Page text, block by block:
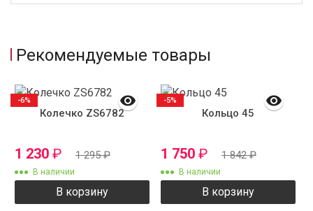
Рекомендуемые товары
Колечко ZS6782
1 230 ₽ 1 295₽
В наличии
В корзину
-6%
Кольцо 45
1 750 ₽ 1 842₽
В наличии
В корзину
-5%